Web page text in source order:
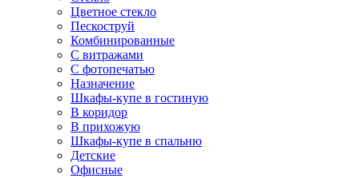
Цветное стекло
Пескоструй
Комбинированные
С витражами
С фотопечатью
Назначение
Шкафы-купе в гостиную
В коридор
В прихожую
Шкафы-купе в спальню
Детские
Офисные